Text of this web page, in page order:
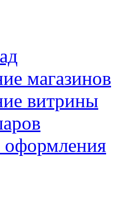
магазинов
витрины